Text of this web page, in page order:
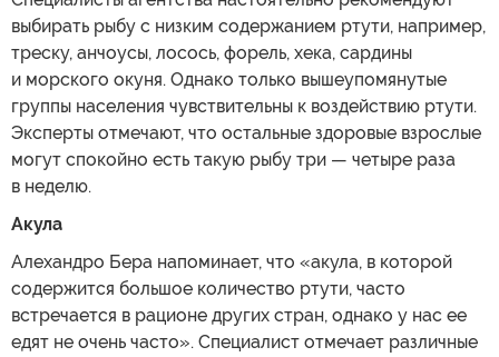
выбирать рыбу с низким содержанием ртути, например,
треску, анчоусы, лосось, форель, хека, сардины
и морского окуня. Однако только вышеупомянутые
группы населения чувствительны к воздействию ртути.
Эксперты отмечают, что остальные здоровые взрослые
могут спокойно есть такую рыбу три — четыре раза
в неделю.
Акула
Алехандро Бера напоминает, что «акула, в которой
содержится большое количество ртути, часто
встречается в рационе других стран, однако у нас ее
едят не очень часто». Специалист отмечает различные